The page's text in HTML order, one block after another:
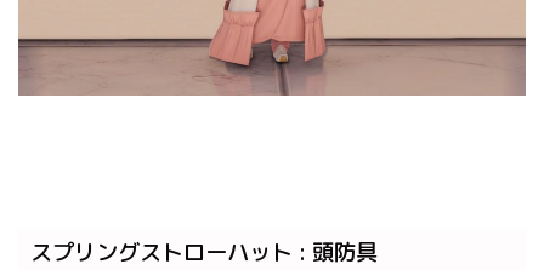
スプリングストローハット : 頭防具